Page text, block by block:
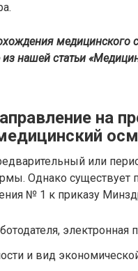
медицинского
нашей статьи
на
или
Однако существует
№ 1 к приказу
электронная
и вид